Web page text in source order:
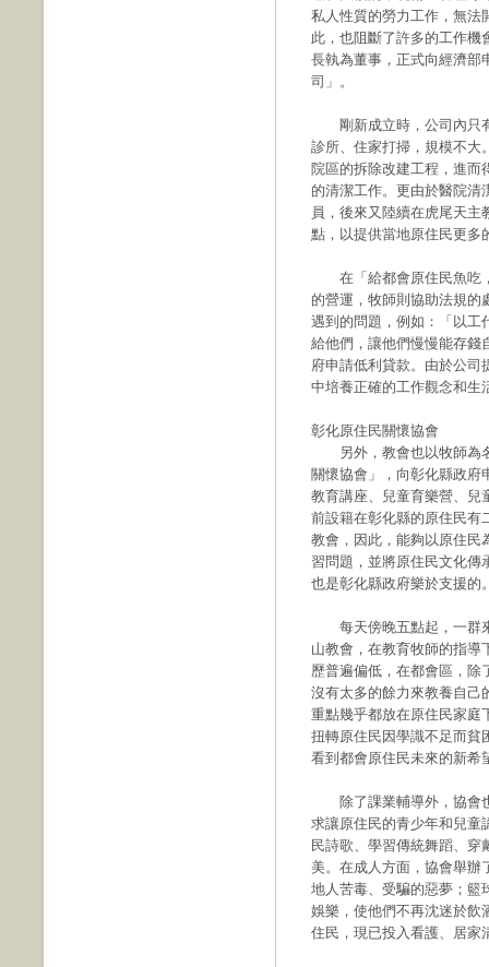
私人性質的勞力工作，無法
此，也阻斷了許多的工作機
長執為董事，正式向經濟部
司」。
剛新成立時，公司內只有
診所、住家打掃，規模不大
院區的拆除改建工程，進而
的清潔工作。更由於醫院清
員，後來又陸續在虎尾天
點，以提供當地原住民更多
在「給都會原住民魚吃，
的營運，牧師則協助法規的
遇到的問題，例如：「以工
給他們，讓他們慢慢能存錢
府申請低利貸款。由於公司
中培養正確的工作觀念和生
彰化原住民關懷協會
另外，教會也以牧師為名
關懷協會」，向彰化縣政府
教育講座、兒童育樂營、兒
前設籍在彰化縣的原住民有
教會，因此，能夠以原住民
習問題，並將原住民文化傳
也是彰化縣政府樂於支援的
每天傍晚五點起，一群來
山教會，在教育牧師的指導
歷普遍偏低，在都會區，除
沒有太多的餘力來教養自己
重點幾乎都放在原住民家庭
扭轉原住民因學識不足而貧
看到都會原住民未來的新希
除了課業輔導外，協會也
求讓原住民的青少年和兒童
民詩歌、學習傳統舞蹈、
美。在成人方面，協會舉辦
地人苦毒、受騙的惡夢；籃
娛樂，使他們不再沈迷於飲
住民，現已投入看護、居家